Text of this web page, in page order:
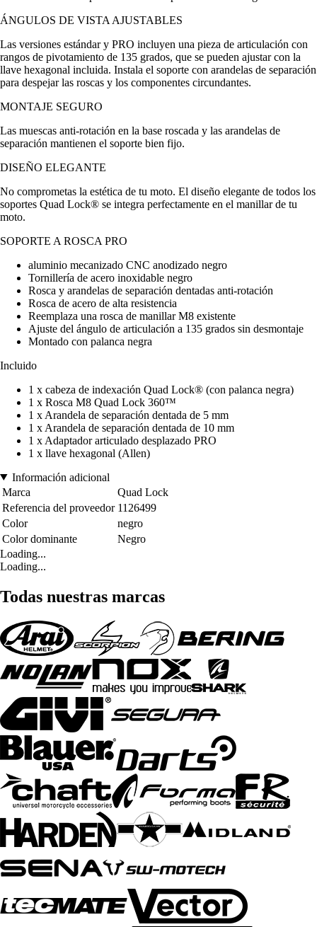
ÁNGULOS DE VISTA AJUSTABLES
Las versiones estándar y PRO incluyen una pieza de articulación con
rangos de pivotamiento de 135 grados, que se pueden ajustar con la
llave hexagonal incluida. Instala el soporte con arandelas de separación
para despejar las roscas y los componentes circundantes.
MONTAJE SEGURO
Las muescas anti-rotación en la base roscada y las arandelas de
separación mantienen el soporte bien fijo.
DISEÑO ELEGANTE
No comprometas la estética de tu moto. El diseño elegante de todos los
soportes Quad Lock® se integra perfectamente en el manillar de tu
moto.
SOPORTE A ROSCA PRO
aluminio mecanizado CNC anodizado negro
Tornillería de acero inoxidable negro
Rosca y arandelas de separación dentadas anti-rotación
Rosca de acero de alta resistencia
Reemplaza una rosca de manillar M8 existente
Ajuste del ángulo de articulación a 135 grados sin desmontaje
Montado con palanca negra
Incluido
1 x cabeza de indexación Quad Lock® (con palanca negra)
1 x Rosca M8 Quad Lock 360™
1 x Arandela de separación dentada de 5 mm
1 x Arandela de separación dentada de 10 mm
1 x Adaptador articulado desplazado PRO
1 x llave hexagonal (Allen)
Información adicional
Marca
Quad Lock
Referencia del proveedor 1126499
Color
negro
Color dominante
Negro
Loading...
Loading...
Todas nuestras marcas